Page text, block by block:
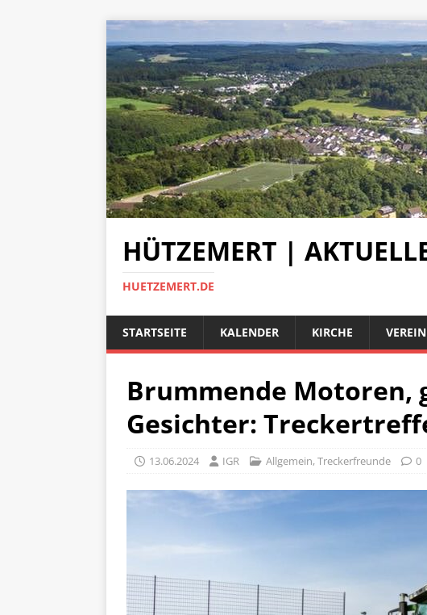
HÜTZEMERT |
HUETZEMERT.DE
STARTSEITE KALENDER KIRCHE
Brummende Motoren,
Gesichter:
13.06.2024 IGR Allgemein,Treckerfreunde 0